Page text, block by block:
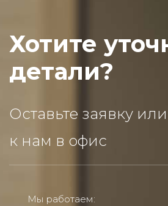
Хотите
детали?
Оставьте заявку
к нам в офис
Мы работаем: